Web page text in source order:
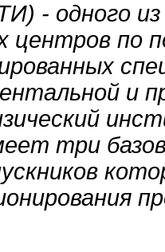
- одного из
центров по
и
три